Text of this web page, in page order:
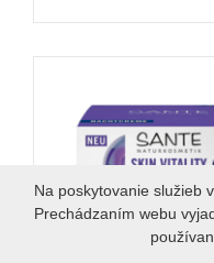
Na poskytovanie služieb
Prechádzaním webu